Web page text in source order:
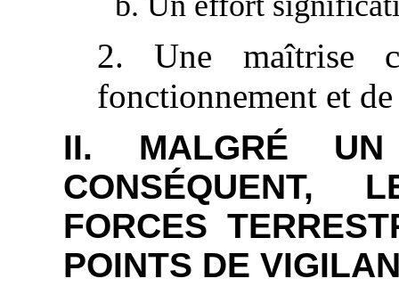
2. Une maîtrise
fonctionnement et
II. MALGRÉ UN
CONSÉQUENT,
FORCES
POINTS DE